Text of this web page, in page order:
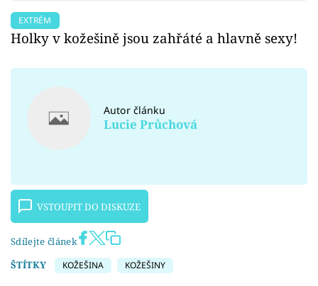
EXTRÉM
Holky v kožešině jsou zahřáté a hlavně sexy!
Autor článku
Lucie Průchová
VSTOUPIT DO DISKUZE
Sdílejte článek
ŠTÍTKY
KOŽEŠINA KOŽEŠINY